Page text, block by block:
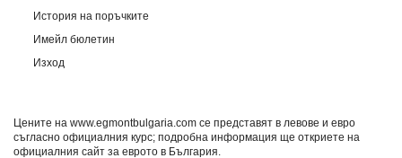
История на поръчките
Имейл бюлетин
Изход
Цените на www.egmontbulgaria.com се представят в левове и евро
съгласно официалния курс; подробна информация ще откриете на
официалния сайт за еврото в България